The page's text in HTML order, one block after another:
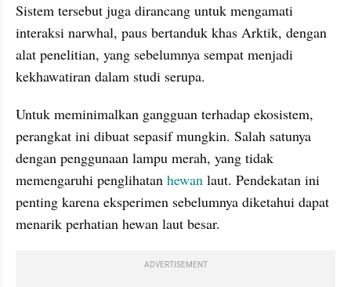
Sistem tersebut juga dirancang untuk mengamati
interaksi narwhal, paus bertanduk khas Arktik, dengan
alat penelitian, yang sebelumnya sempat menjadi
kekhawatiran dalam studi serupa.
Untuk meminimalkan gangguan terhadap ekosistem,
perangkat ini dibuat sepasif mungkin. Salah satunya
dengan penggunaan lampu merah, yang tidak
memengaruhi penglihatan hewan laut. Pendekatan ini
penting karena eksperimen sebelumnya diketahui dapat
menarik perhatian hewan laut besar.
ADVERTISEMENT